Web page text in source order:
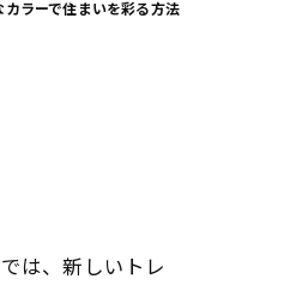
ラーで住まいを彩る方法
は、新しいトレ